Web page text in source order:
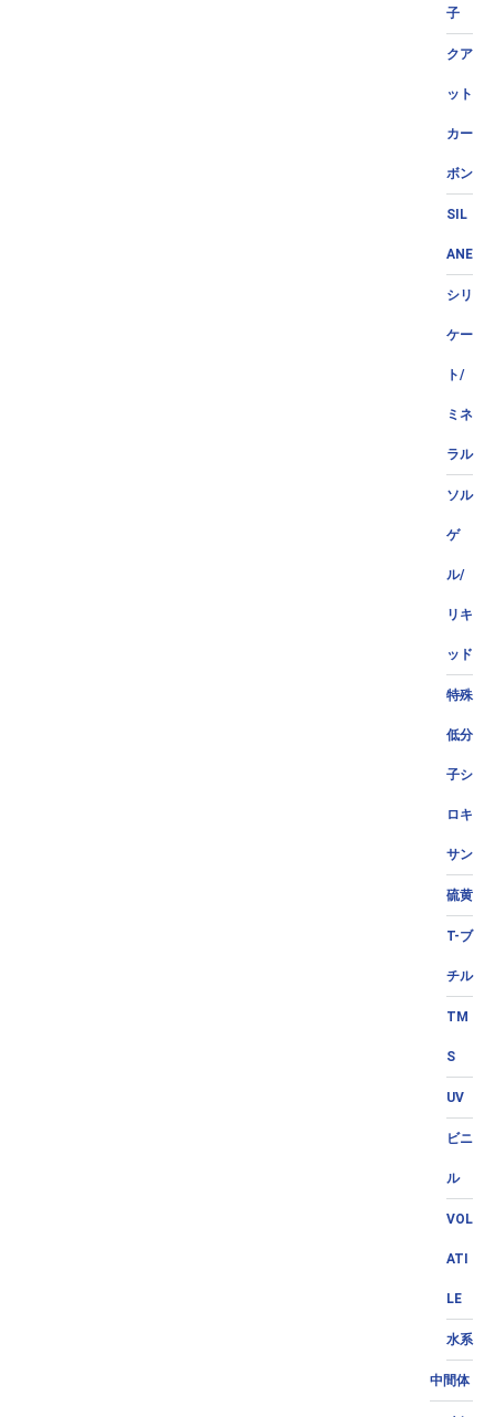
子
クア
ット
カー
ボン
SIL
ANE
シリ
ケー
ト/
ミネ
ラル
ソル
ゲ
ル/
リキ
ッド
特殊
低分
子シ
ロキ
サン
硫黄
T-ブ
チル
TM
S
UV
ビニ
ル
VOL
ATI
LE
水系
中間体